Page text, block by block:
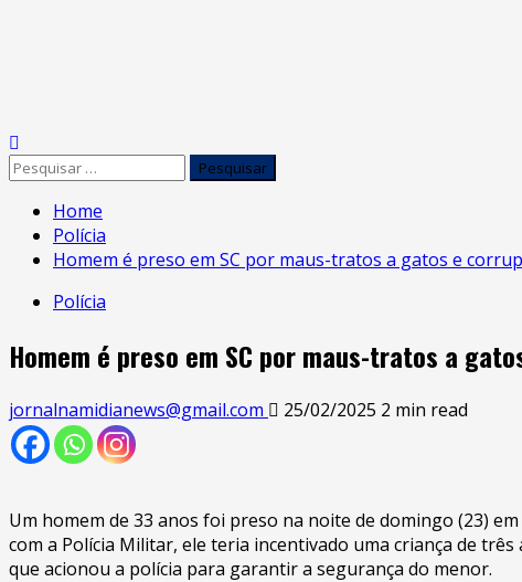
Home
Polícia
Homem é preso em SC por maus-tratos a gatos e
Polícia
Homem é preso em SC por maus-tratos a
jornalnamidianews@gmail.com 25/02/2025 2 min read
Um homem de 33 anos foi preso na noite de domingo (23)
com a Polícia Militar, ele teria incentivado uma criança de
que acionou a polícia para garantir a segurança do menor.